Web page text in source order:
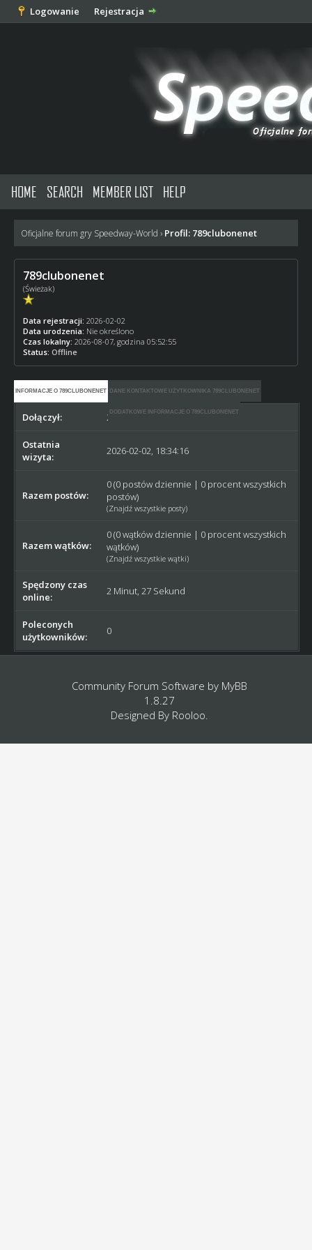
Logowanie Rejestracja
HOME SEARCH MEMBER LIST HELP
Oficjalne forum gry Speedway-World › Profil: 789clubonenet
789clubonenet
(Świeżak)
Data rejestracji: 2026-02-02
Data urodzenia: Nie określono
Czas lokalny: 2026-08-07, godzina 05:52:55
Status: Offline
INFORMACJE O 789CLUBONENET DANE KONTAKTOWE UŻYTKOWNIKA 789CLUBONENET
DODATKOWE INFORMACJE O 789CLUBONENET
Dołączył: 2026-02-02
Ostatnia
wizyta:
2026-02-02, 18:34:16
Razem postów:
0 (0 postów dziennie | 0 procent wszystkich
postów)
(Znajdź wszystkie posty)
Razem wątków:
0 (0 wątków dziennie | 0 procent wszystkich
wątków)
(Znajdź wszystkie wątki)
Spędzony czas
online:
2 Minut, 27 Sekund
Poleconych
użytkowników:
0
Community Forum Software by MyBB
1.8.27
Designed By Rooloo.